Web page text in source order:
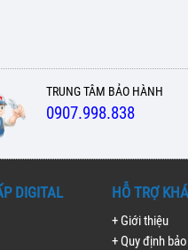
TRUNG TÂM BẢO HÀNH
0907.998.838
DIGITAL HỖ TRỢ
+ Giới thiệu
+ Quy định